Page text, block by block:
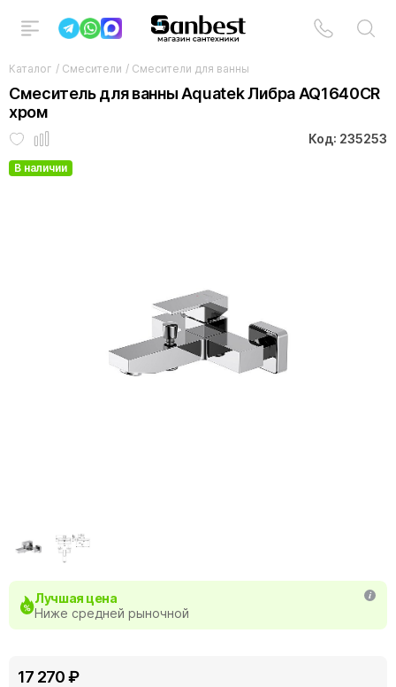
Каталог / Смесители / Смесители для ванны
Смеситель для ванны Aquatek Либра AQ1640CR
хром
Код: 235253
В наличии
Лучшая цена
Ниже средней рыночной
17 270 ₽